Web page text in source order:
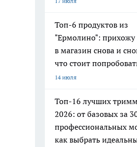
Топ-6 продуктов из
"Ермолино":
в магазин снова и
что стоит
14 июля
Топ-16 лучших
2026: от базовых за
профессиональных
как выбрать